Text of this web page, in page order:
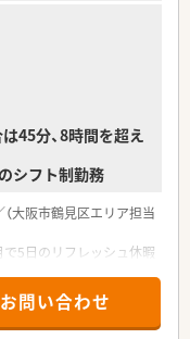
30代では500万円以上が
じて最大で年俸550万円
45分、8時間を超え
シフト制勤務
大阪市鶴見区エリア担当
5日のリフレッシュ休暇
お問い合わせ